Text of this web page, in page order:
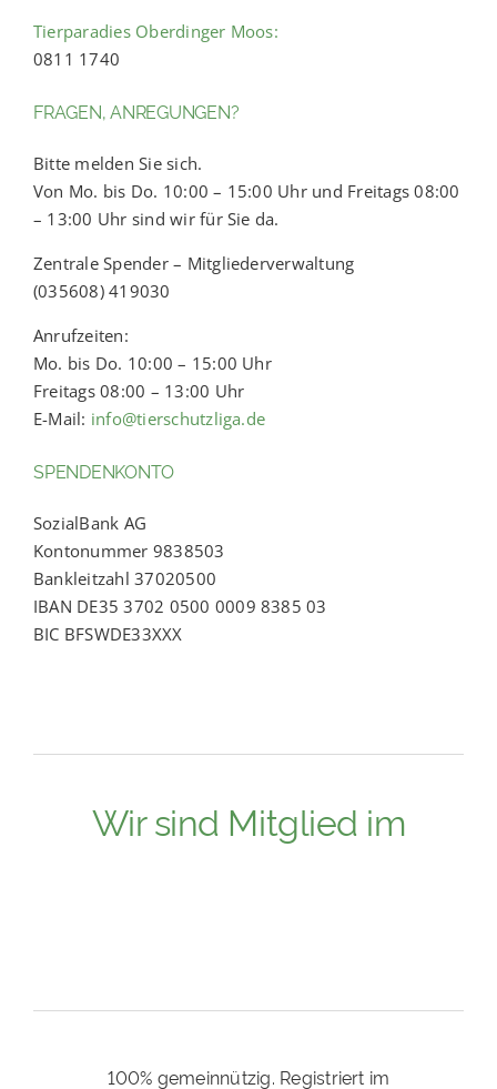
Tierparadies Oberdinger Moos:
0811 1740
FRAGEN, ANREGUNGEN?
Bitte melden Sie sich.
Von Mo. bis Do. 10:00 – 15:00 Uhr und Freitags 08:00
– 13:00 Uhr sind wir für Sie da.
Zentrale Spender – Mitgliederverwaltung
(035608) 419030
Anrufzeiten:
Mo. bis Do. 10:00 – 15:00 Uhr
Freitags 08:00 – 13:00 Uhr
E-Mail: info@tierschutzliga.de
SPENDENKONTO
SozialBank AG
Kontonummer 9838503
Bankleitzahl 37020500
IBAN DE35 3702 0500 0009 8385 03
BIC BFSWDE33XXX
Wir sind Mitglied im
100% gemeinnützig. Registriert im